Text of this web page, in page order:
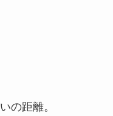
の距離。